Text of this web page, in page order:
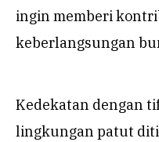
ingin memberi
keberlangsungan
Kedekatan dengan
lingkungan patut